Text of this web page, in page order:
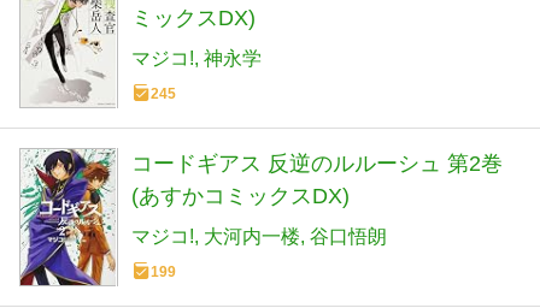
ミックスDX)
マジコ! 神永学
245
コードギアス 反逆のルルーシュ 第2巻
(あすかコミックスDX)
マジコ! 大河内一楼 谷口悟朗
199